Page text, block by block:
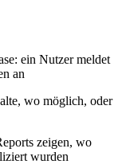
ein Nutzer meldet
an
wo möglich, oder
zeigen, wo
wurden